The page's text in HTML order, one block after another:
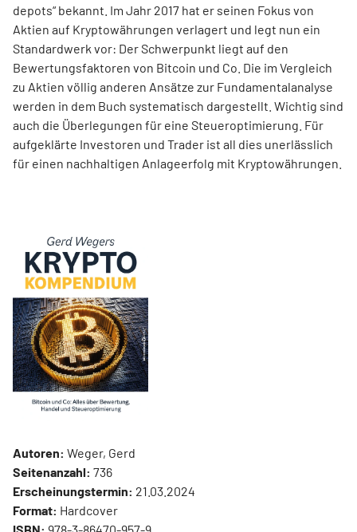
depots“ bekannt. Im Jahr 2017 hat er seinen Fokus von
Aktien auf Kryptowährungen verlagert und legt nun ein
Standardwerk vor: Der Schwerpunkt liegt auf den
Bewertungsfaktoren von Bitcoin und Co. Die im Ver­gleich
zu Aktien völlig anderen Ansätze zur Fundamentalanalyse
werden in dem Buch systematisch dargestellt. Wichtig sind
auch die Überlegungen für eine Steueroptimierung. Für
aufgeklärte Investoren und Trader ist all dies unerlässlich
für einen nachhaltigen Anlageerfolg mit Kryptowährungen.
Autoren: Weger, Gerd
Seitenanzahl: 736
Erscheinungstermin: 21.03.2024
Format: Hardcover